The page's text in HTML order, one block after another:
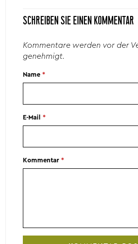
SCHREIBEN SIE EINEN KOMMENTAR
Kommentare werden vor der
genehmigt.
Name*
E-Mail*
Kommentar*